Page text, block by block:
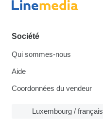
Société
Qui sommes-nous
Aide
Coordonnées du vendeur
Luxembourg / français